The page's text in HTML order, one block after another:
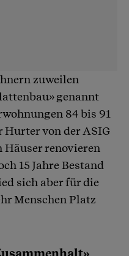
zuweilen
genannt
84 bis 91
Hurter von der ASIG
Häuser renovieren
15 Jahre Bestand
sich aber für die
Menschen Platz